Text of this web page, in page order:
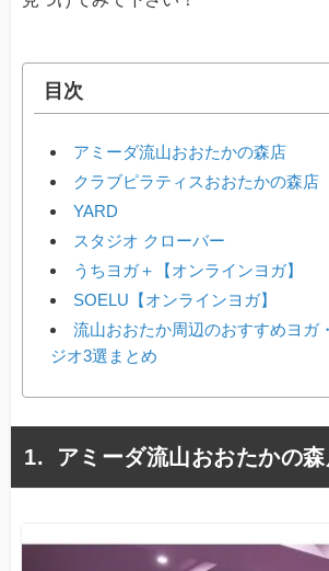
目次
アミーダ流山おおたかの森店
クラブピラティスおおたかの森店
YARD
スタジオ クローバー
うちヨガ＋【オンラインヨガ】
SOELU【オンラインヨガ】
流山おおたか周辺のおすすめヨガ
ジオ3選まとめ
アミーダ流山おおたかの